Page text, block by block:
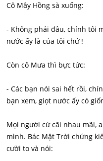
Cô Mây Hồng sà xuống:
- Không phải đâu, chính tôi
nước ấy là của tôi chứ !
Còn cô Mưa thì bực tức:
- Các bạn nói sai hết rồi,
bạn xem, giọt nước ấy có
Mọi người cứ cãi nhau mãi,
mình. Bác Mặt Trời chứng
cười to và nói: